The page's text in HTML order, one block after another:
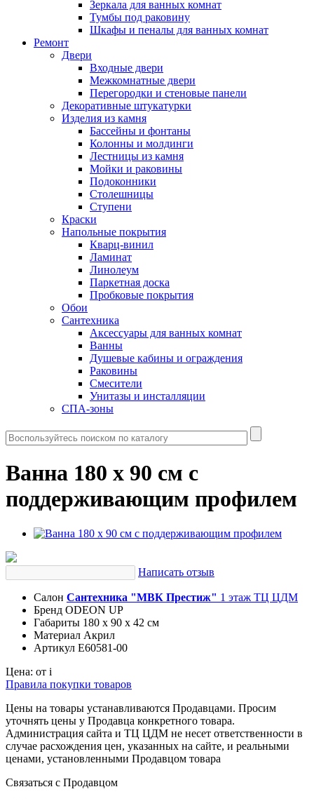
Зеркала для ванных комнат
Тумбы под раковину
Шкафы и пеналы для ванных комнат
Ремонт
Двери
Входные двери
Межкомнатные двери
Перегородки и стеновые панели
Декоративные штукатурки
Изделия из камня
Бассейны и фонтаны
Колонны и молдинги
Лестницы из камня
Мойки и раковины
Подоконники
Столешницы
Ступени
Краски
Напольные покрытия
Кварц-винил
Ламинат
Линолеум
Паркетная доска
Пробковые покрытия
Обои
Сантехника
Аксессуары для ванных комнат
Ванны
Душевые кабины и ограждения
Раковины
Смесители
Унитазы и инсталляции
СПА-зоны
Ванна 180 х 90 см с
поддерживающим профилем
Написать отзыв
Салон Сантехника "МВК Престиж" 1 этаж ТЦ ЦДМ
Бренд ODEON UP
Габариты 180 x 90 x 42 см
Материал Акрил
Артикул E60581-00
Цена: от i
Правила покупки товаров
Цены на товары устанавливаются Продавцами. Просим
уточнять цены у Продавца конкретного товара.
Администрация сайта и ТЦ ЦДМ не несет ответственности в
случае расхождения цен, указанных на сайте, и реальными
ценами, установленными Продавцом товара
Связаться с Продавцом